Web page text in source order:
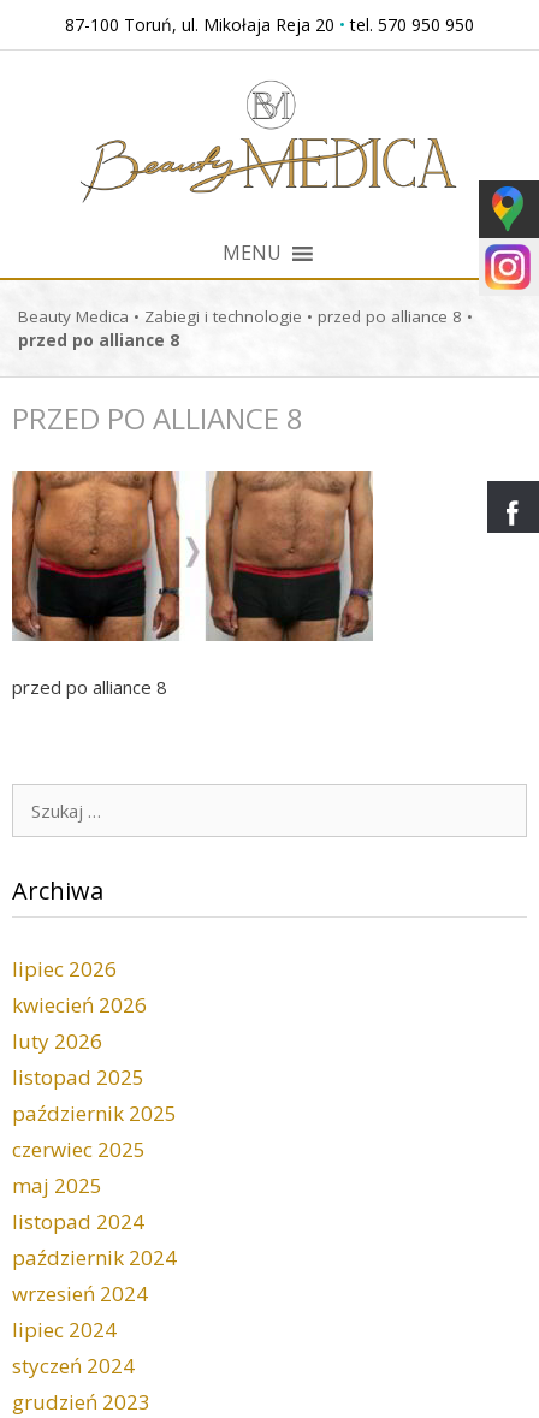
87-100 Toruń, ul. Mikołaja Reja 20 • tel. 570 950 950
MENU
Beauty Medica • Zabiegi i technologie • przed po alliance 8 •
przed po alliance 8
PRZED PO ALLIANCE 8
przed po alliance 8
Szukaj:
Archiwa
lipiec 2026
kwiecień 2026
luty 2026
listopad 2025
październik 2025
czerwiec 2025
maj 2025
listopad 2024
październik 2024
wrzesień 2024
lipiec 2024
styczeń 2024
grudzień 2023